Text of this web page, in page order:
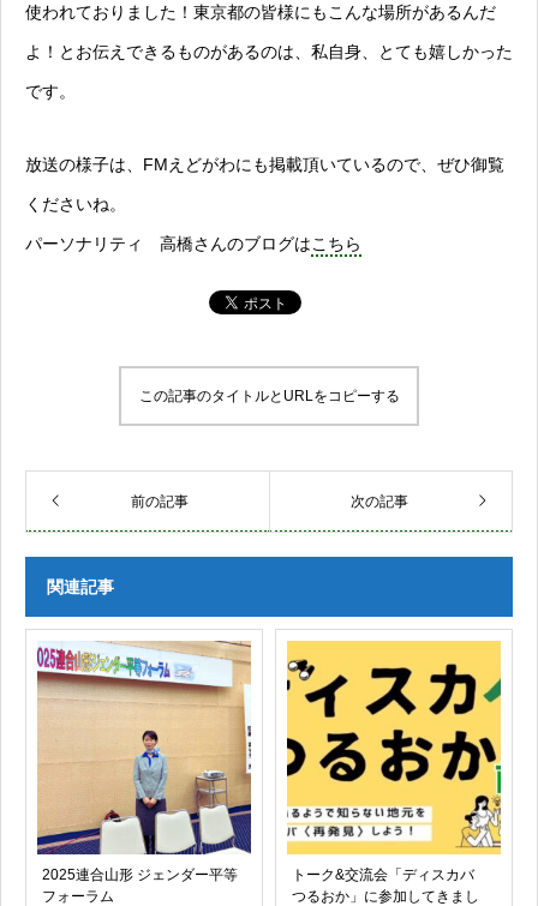
使われておりました！東京都の皆様にもこんな場所があるんだ
よ！とお伝えできるものがあるのは、私自身、とても嬉しかった
です。
放送の様子は、FMえどがわにも掲載頂いているので、ぜひ御覧
くださいね。
パーソナリティ 高橋さんのブログはこちら
この記事のタイトルとURLをコピーする
前の記事 次の記事
関連記事
2025連合山形 ジェンダー平等
フォーラム
トーク&交流会「ディスカバ
つるおか」に参加してきまし